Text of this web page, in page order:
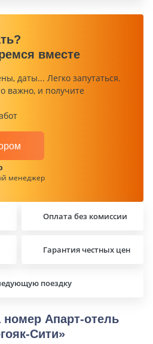
вместе
даты... Легко запутаться.
важно, и получите
менеджер
Оплата без комиссии
поездку
Гарантия честных цен
номер Апарт-отель
Сити»